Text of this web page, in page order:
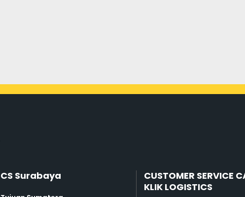
CS Surabaya
CUSTOMER SERVICE
KLIK LOGISTICS